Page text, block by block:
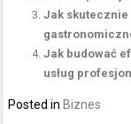
Jak
Jak budować
usług
Posted in Biznes